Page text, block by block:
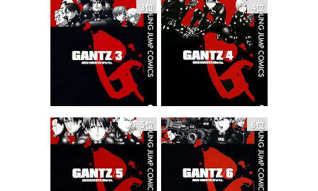
3位 4位
5位 6位